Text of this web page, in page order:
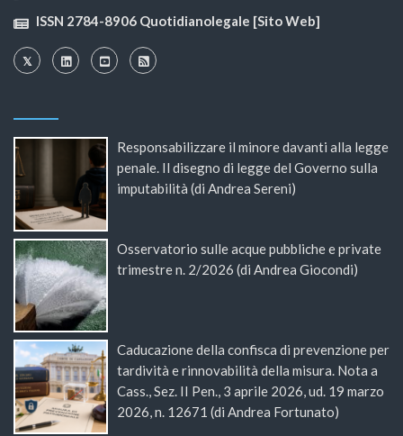
ISSN 2784-8906 Quotidianolegale [Sito Web]
Responsabilizzare il minore davanti alla legge
penale. Il disegno di legge del Governo sulla
imputabilità (di Andrea Sereni)
Osservatorio sulle acque pubbliche e private
trimestre n. 2/2026 (di Andrea Giocondi)
Caducazione della confisca di prevenzione per
tardività e rinnovabilità della misura. Nota a
Cass., Sez. II Pen., 3 aprile 2026, ud. 19 marzo
2026, n. 12671 (di Andrea Fortunato)